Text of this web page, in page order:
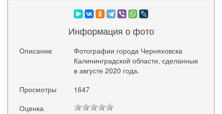
Информация о фото
Описание
Фотографии города Черняховска
Калининградской области, сделанные
в августе 2020 года.
Просмотры
1647
Оценка